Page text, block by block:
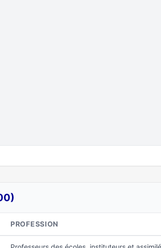
PROFESSION